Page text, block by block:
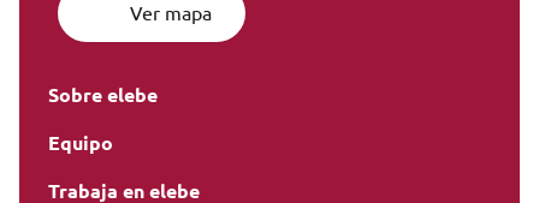
Ver mapa
Sobre elebe
Equipo
Trabaja en elebe